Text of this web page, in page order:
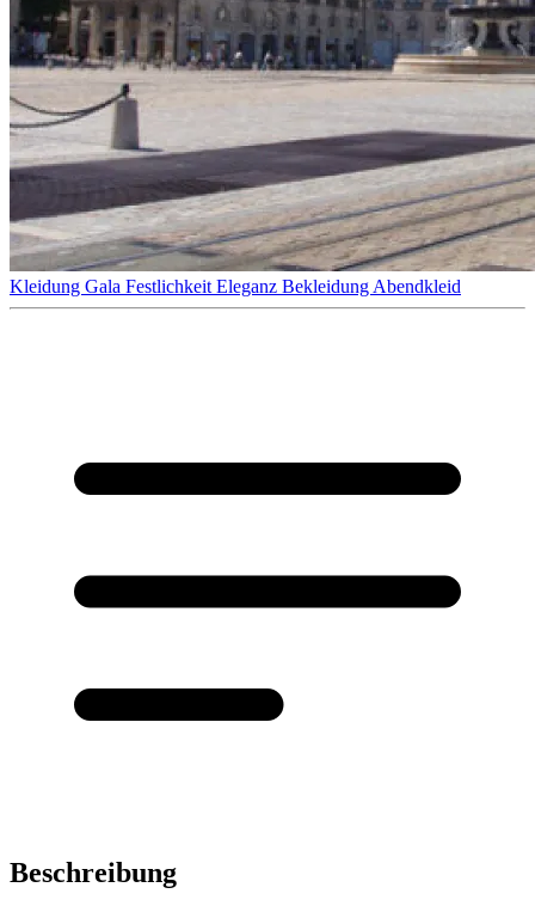
Kleidung Gala Festlichkeit Eleganz Bekleidung Abendkleid
Beschreibung